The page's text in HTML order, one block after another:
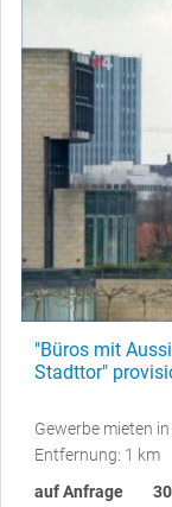
"Büros mit
Stadttor"
Gewerbe mieten
Entfernung: 1 km
auf Anfrage